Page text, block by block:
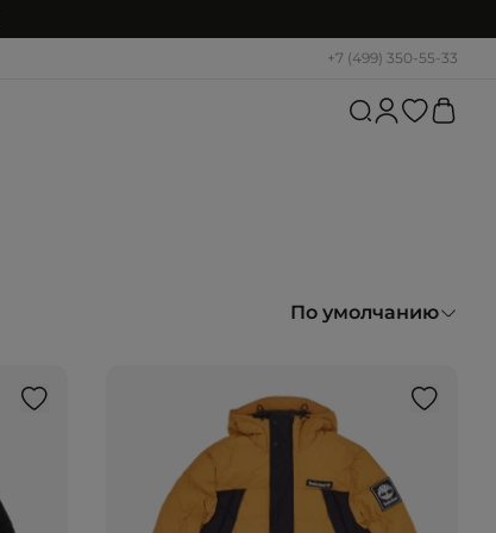
+7 (499) 350-55-33
По умолчанию